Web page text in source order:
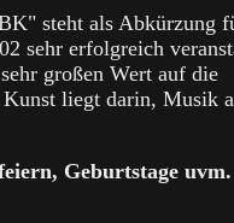
steht als Abkürzung
sehr erfolgreich
großen Wert auf die
Kunst liegt darin, Musik
Geburtstage